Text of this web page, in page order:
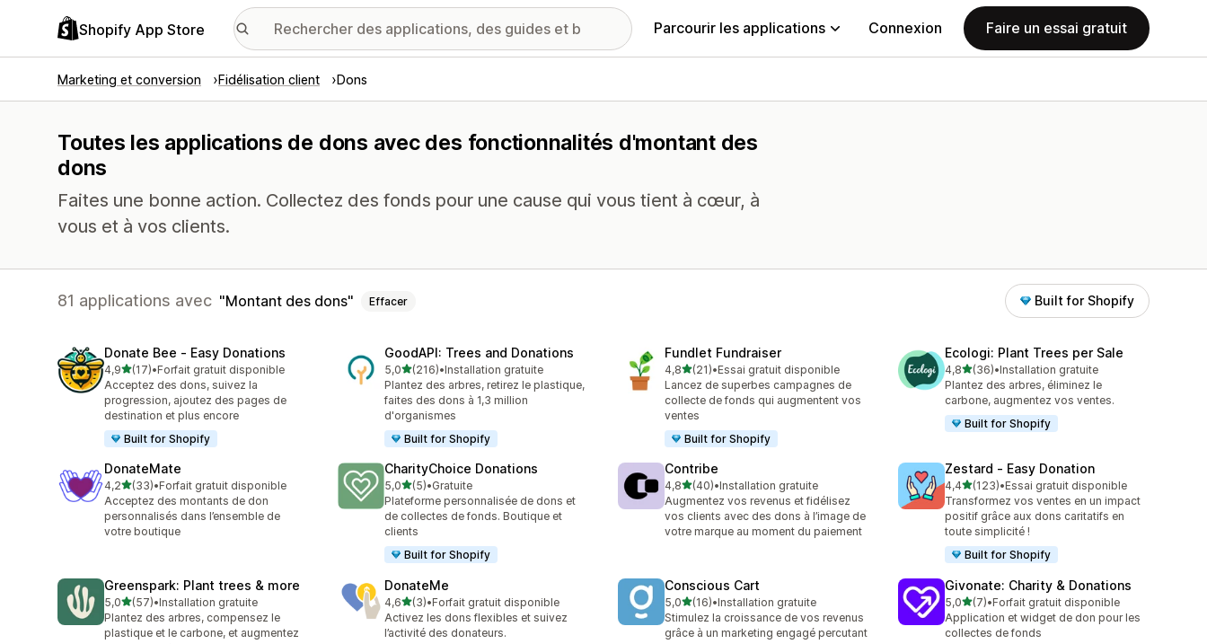
Shopify App Store Parcourir les applications Connexion Faire un essai gratuit
Marketing et conversion Fidélisation client Dons
Toutes les applications de dons avec des fonctionnalités d'montant des
dons
Faites une bonne action. Collectez des fonds pour une cause qui vous tient à cœur, à
vous et à vos clients.
81 applications avec Montant des dons Effacer Built for Shopify
Donate Bee ‑ Easy Donations
4,9étoile(s) sur 5
(17)
17 avis au total
•Forfait gratuit disponible
Acceptez des dons, suivez la
progression, ajoutez des pages de
destination et plus encore
Built for Shopify
GoodAPI: Trees and Donations
5,0étoile(s) sur 5
(216)
216 avis au total
•Installation gratuite
Plantez des arbres, retirez le plastique,
faites des dons à 1,3 million
d'organismes
Built for Shopify
Fundlet Fundraiser
4,8étoile(s) sur 5
(21)
21 avis au total
•Essai gratuit disponible
Lancez de superbes campagnes de
collecte de fonds qui augmentent vos
ventes
Built for Shopify
Ecologi: Plant Trees per Sale
4,8étoile(s) sur 5
(36)
36 avis au total
•Installation gratuite
Plantez des arbres, éliminez le
carbone, augmentez vos ventes.
Built for Shopify
DonateMate
4,2étoile(s) sur 5
(33)
33 avis au total
•Forfait gratuit disponible
Acceptez des montants de don
personnalisés dans l’ensemble de
votre boutique
CharityChoice Donations
5,0étoile(s) sur 5
(5)
5 avis au total
•Gratuite
Plateforme personnalisée de dons et
de collectes de fonds. Boutique et
clients
Built for Shopify
Contribe
4,8étoile(s) sur 5
(40)
40 avis au total
•Installation gratuite
Augmentez vos revenus et fidélisez
vos clients avec des dons à l’image de
votre marque au moment du paiement
Zestard ‑ Easy Donation
4,4étoile(s) sur 5
(123)
123 avis au total
•Essai gratuit disponible
Transformez vos ventes en un impact
positif grâce aux dons caritatifs en
toute simplicité !
Built for Shopify
Greenspark: Plant trees & more
5,0étoile(s) sur 5
(57)
57 avis au total
•Installation gratuite
Plantez des arbres, compensez le
plastique et le carbone, et augmentez
DonateMe
4,6étoile(s) sur 5
(3)
3 avis au total
•Forfait gratuit disponible
Activez les dons flexibles et suivez
l’activité des donateurs.
Conscious Cart
5,0étoile(s) sur 5
(16)
16 avis au total
•Installation gratuite
Stimulez la croissance de vos revenus
grâce à un marketing engagé percutant
Givonate: Charity & Donations
5,0étoile(s) sur 5
(7)
7 avis au total
•Forfait gratuit disponible
Application et widget de don pour les
collectes de fonds